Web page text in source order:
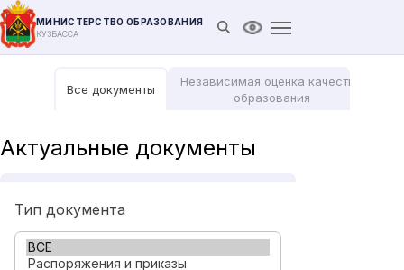
МИНИСТЕРСТВО ОБРАЗОВАНИЯ
КУЗБАССА Открыть поиск
Версия для
Все документы
Независимая оценка качества
образования
Актуальные документы
Тип документа